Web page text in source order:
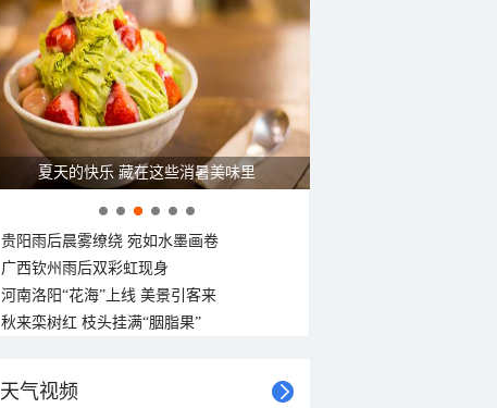
北风
3-4级
北风
3-4级
北风
3-4级
东北风
3-4级 3-4级
25°C 24°C 23°C 23°C 22°C
广西南宁：盛夏里的“绿野仙踪”
贵阳雨后晨雾缭绕 宛如水墨画卷
广西钦州雨后双彩虹现身
河南洛阳“花海”上线 美景引客来
秋来栾树红 枝头挂满“胭脂果”
天气视频